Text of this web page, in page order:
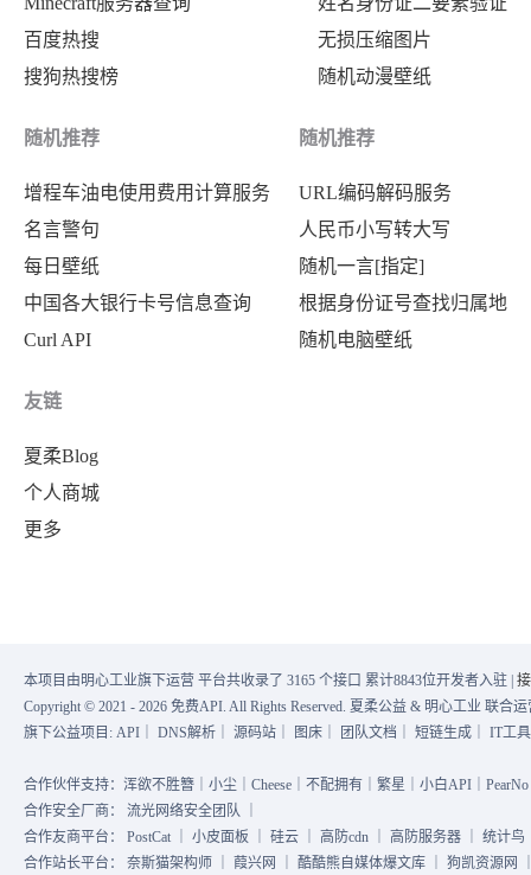
百度热搜
搜狗热搜榜
无损压缩图片
随机动漫壁纸
随机推荐
增程车油电使用费用计算服务
名言警句
每日壁纸
中国各大银行卡号信息查询
Curl API
随机推荐
URL编码解码服务
人民币小写转大写
随机一言[指定]
根据身份证号查找归属地
随机电脑壁纸
友链
夏柔Blog
个人商城
更多
本项目由明心工业旗下运营 平台共收录了 3165 个接口 累计8843位开发者入驻 |
Copyright © 2021 - 2026 免费API. All Rights Reserved. 夏柔公益 & 明心工业 联合
旗下公益项目: API DNS解析 源码站 图床 团队文档 短链生成 IT工
合作伙伴支持：浑欲不胜簪｜小尘｜Cheese｜不配拥有｜繁星｜小白API｜
合作安全厂商： 流光网络安全团队
合作友商平台： PostCat 小皮面板 硅云 高防cdn 高防服务器 统计鸟
合作站长平台： 奈斯猫架构师 葭兴网 酷酷熊自媒体爆文库 狗凯资源网